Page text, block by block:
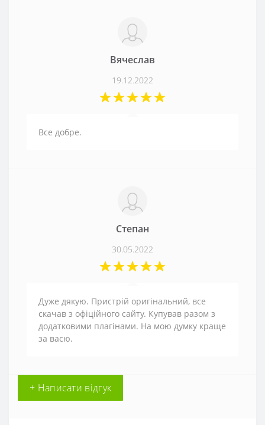
Вячеслав
19.12.2022
Все добре.
Степан
30.05.2022
Дуже дякую. Пристрій оригінальний, все
скачав з офіційного сайту. Купував разом з
додатковими плагінами. На мою думку краще
за васю.
+ Написати відгук